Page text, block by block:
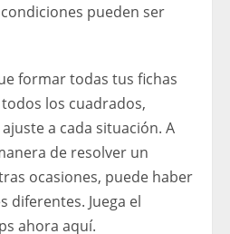
pueden ser
formar todas tus fichas
los cuadrados,
a cada situación. A
de resolver un
ocasiones, puede haber
diferentes. Juega el
ahora aquí.